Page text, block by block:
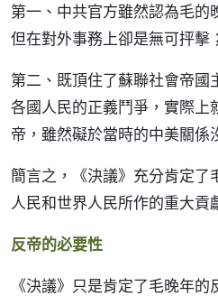
第一、中共官方雖然認為毛的
但在對外事務上卻是無可抨擊；
第二、既頂住了蘇聯社會帝國
各國人民的正義鬥爭，實際上
帝，雖然礙於當時的中美關係
簡言之，《決議》充分肯定了
人民和世界人民所作的重大貢
反帝的必要性
《決議》只是肯定了毛晚年